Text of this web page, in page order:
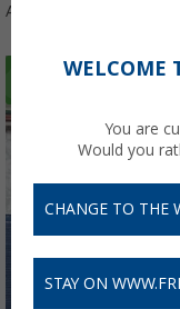
Art.-Nr.: 260130
WELCOME
You are
Would you
CHANGE TO THE
STAY ON